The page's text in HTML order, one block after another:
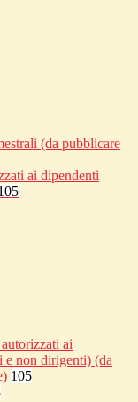
(da pubblicare
ai dipendenti
ai
e non dirigenti) (da
105